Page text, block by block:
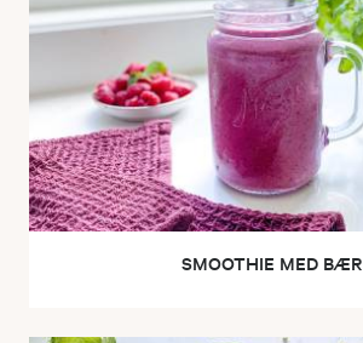
SMOOTHIE MED BÆR